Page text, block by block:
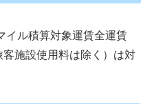
イル積算対象運賃全運賃
施設使用料は除く）は対